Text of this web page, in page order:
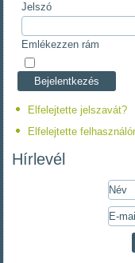
Jelszó
Emlékezzen rám
Elfelejtette jelszavát?
Elfelejtette
Hírlevél